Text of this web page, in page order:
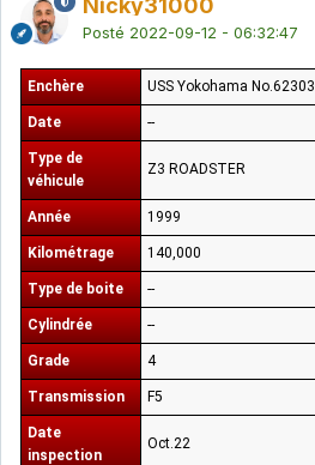
Nicky31000
Posté 2022-09-12 - 06:32:47
Enchère USS Yokohama No.62303
Date --
Type de
véhicule
Z3 ROADSTER
Année 1999
Kilométrage 140,000
Type de boite --
Cylindrée --
Grade 4
Transmission F5
Date
inspection
Oct.22